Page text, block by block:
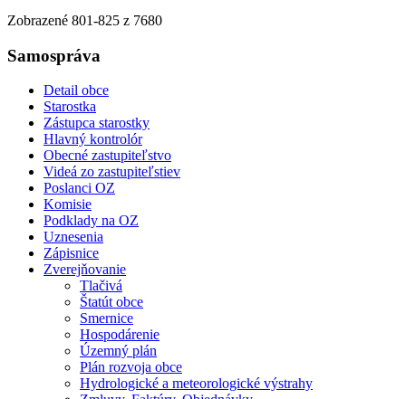
Zobrazené 801-825 z 7680
Samospráva
Detail obce
Starostka
Zástupca starostky
Hlavný kontrolór
Obecné zastupiteľstvo
Videá zo zastupiteľstiev
Poslanci OZ
Komisie
Podklady na OZ
Uznesenia
Zápisnice
Zverejňovanie
Tlačivá
Štatút obce
Smernice
Hospodárenie
Územný plán
Plán rozvoja obce
Hydrologické a meteorologické výstrahy